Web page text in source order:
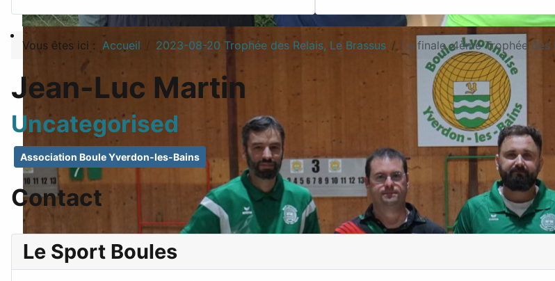
Vous êtes ici : Accueil 2023-08-20 Trophée des Relais, Le Brassus La finale, 4ème Trophée
Jean-Luc Martin
Uncategorised
Association Boule Yverdon-les-Bains
Contact
Le Sport Boules